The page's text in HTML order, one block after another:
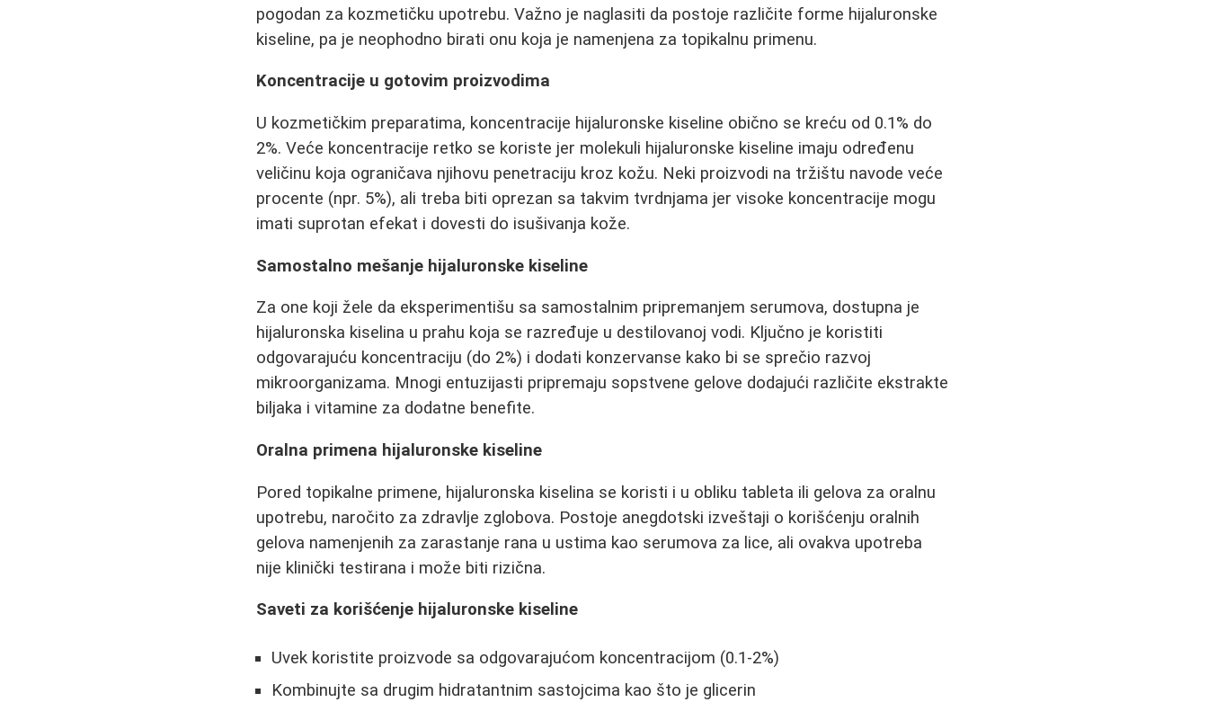
pogodan za kozmetičku upotrebu. Važno je naglasiti da postoje različite forme hijaluronske
kiseline, pa je neophodno birati onu koja je namenjena za topikalnu primenu.
Koncentracije u gotovim proizvodima
U kozmetičkim preparatima, koncentracije hijaluronske kiseline obično se kreću od 0.1% do
2%. Veće koncentracije retko se koriste jer molekuli hijaluronske kiseline imaju određenu
veličinu koja ograničava njihovu penetraciju kroz kožu. Neki proizvodi na tržištu navode veće
procente (npr. 5%), ali treba biti oprezan sa takvim tvrdnjama jer visoke koncentracije mogu
imati suprotan efekat i dovesti do isušivanja kože.
Samostalno mešanje hijaluronske kiseline
Za one koji žele da eksperimentišu sa samostalnim pripremanjem serumova, dostupna je
hijaluronska kiselina u prahu koja se razređuje u destilovanoj vodi. Ključno je koristiti
odgovarajuću koncentraciju (do 2%) i dodati konzervanse kako bi se sprečio razvoj
mikroorganizama. Mnogi entuzijasti pripremaju sopstvene gelove dodajući različite ekstrakte
biljaka i vitamine za dodatne benefite.
Oralna primena hijaluronske kiseline
Pored topikalne primene, hijaluronska kiselina se koristi i u obliku tableta ili gelova za oralnu
upotrebu, naročito za zdravlje zglobova. Postoje anegdotski izveštaji o korišćenju oralnih
gelova namenjenih za zarastanje rana u ustima kao serumova za lice, ali ovakva upotreba
nije klinički testirana i može biti rizična.
Saveti za korišćenje hijaluronske kiseline
Uvek koristite proizvode sa odgovarajućom koncentracijom (0.1-2%)
Kombinujte sa drugim hidratantnim sastojcima kao što je glicerin